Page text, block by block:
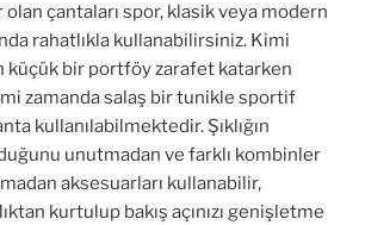
çantaları spor, klasik veya modern
rahatlıkla kullanabilirsiniz. Kimi
küçük bir portföy zarafet katarken
zamanda salaş bir tunikle sportif
kullanılabilmektedir. Şıklığın
unutmadan ve farklı kombinler
aksesuarları kullanabilir,
kurtulup bakış açınızı genişletme